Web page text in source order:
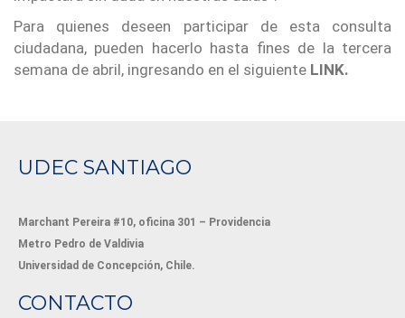
Para quienes deseen participar de esta consulta
ciudadana, pueden hacerlo hasta fines de la tercera
semana de abril, ingresando en el siguiente LINK.
UDEC SANTIAGO
Marchant Pereira #10, oficina 301 – Providencia
Metro Pedro de Valdivia
Universidad de Concepción, Chile.
CONTACTO